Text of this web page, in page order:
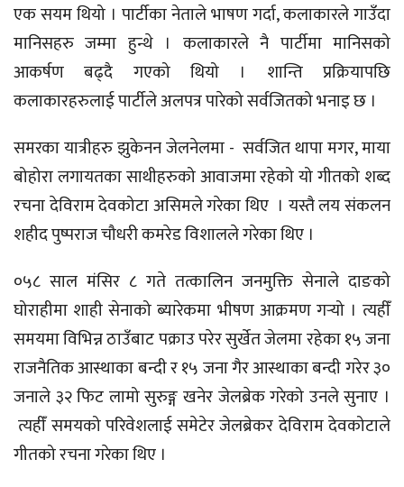
एक सयम थियो । पार्टीका नेताले भाषण गर्दा, कलाकारले गाउँदा
मानिसहरु जम्मा हुन्थे । कलाकारले नै पार्टीमा मानिसको
आकर्षण बढ्दै गएको थियो । शान्ति प्रक्रियापछि
कलाकारहरुलाई पार्टीले अलपत्र पारेको सर्वजितको भनाइ छ ।
समरका यात्रीहरु झुकेनन जेलनेलमा - सर्वजित थापा मगर, माया
बोहोरा लगायतका साथीहरुको आवाजमा रहेको यो गीतको शब्द
रचना देविराम देवकोटा असिमले गरेका थिए । यस्तै लय संकलन
शहीद पुष्पराज चौधरी कमरेड विशालले गरेका थिए ।
०५८ साल मंसिर ८ गते तत्कालिन जनमुक्ति सेनाले दाङको
घोराहीमा शाही सेनाको ब्यारेकमा भीषण आक्रमण गर्‍यो । त्यहीँ
समयमा विभिन्न ठाउँबाट पक्राउ परेर सुर्खेत जेलमा रहेका १५ जना
राजनैतिक आस्थाका बन्दी र १५ जना गैर आस्थाका बन्दी गरेर ३०
जनाले ३२ फिट लामो सुरुङ्ग खनेर जेलब्रेक गरेको उनले सुनाए ।
त्यहीँ समयको परिवेशलाई समेटेर जेलब्रेकर देविराम देवकोटाले
गीतको रचना गरेका थिए ।